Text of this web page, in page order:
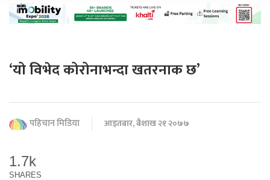
‘यो विभेद कोरोनाभन्दा खतरनाक छ’
पहिचान मिडिया आइतबार, बैशाख २१ २०७७
1.7k
SHARES